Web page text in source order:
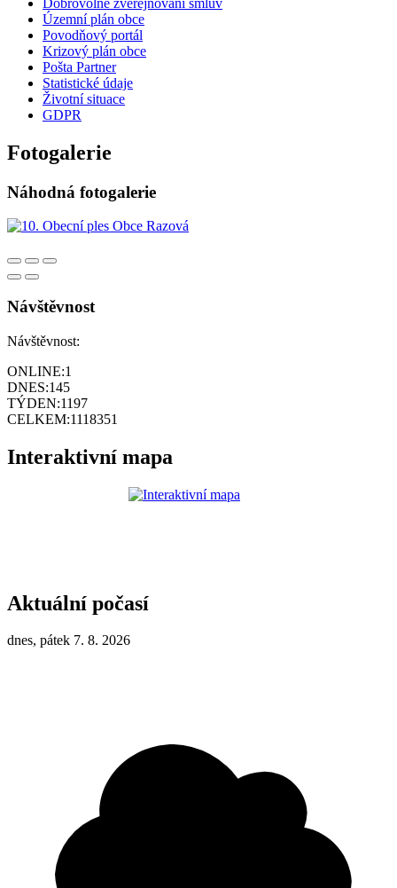
Územní plán obce
Povodňový portál
Krizový plán obce
Pošta Partner
Statistické údaje
Životní situace
GDPR
Fotogalerie
Náhodná fotogalerie
Návštěvnost
Návštěvnost:
ONLINE:1
DNES:145
TÝDEN:1197
CELKEM:1118351
Interaktivní mapa
Aktuální počasí
dnes, pátek 7. 8. 2026